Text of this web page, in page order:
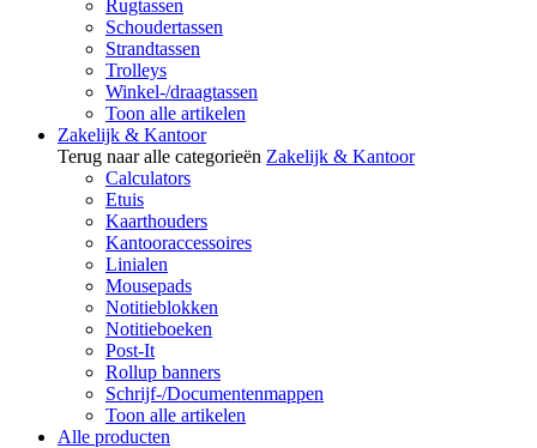
Rugtassen
Schoudertassen
Strandtassen
Trolleys
Winkel-/draagtassen
Toon alle artikelen
Zakelijk & Kantoor
Terug naar alle categorieën Zakelijk & Kantoor
Calculators
Etuis
Kaarthouders
Kantooraccessoires
Linialen
Mousepads
Notitieblokken
Notitieboeken
Post-It
Rollup banners
Schrijf-/Documentenmappen
Toon alle artikelen
Alle producten